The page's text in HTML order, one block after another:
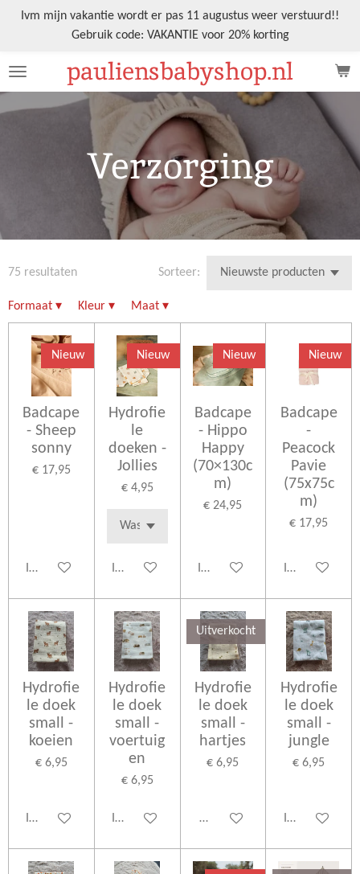
Ga
de
hoofdinhoud
pauliensbabyshop.nl
Ivm mijn vakantie wordt er pas 11 augustus weer verstuurd!!
Gebruik code: VAKANTIE voor 20% korting
Verzorging
75 resultaten Sorteer:
Formaat ▾ Kleur ▾ Maat ▾
Nieuw
Badcape
- Sheep
sonny
€ 17,95
In winkelwagen
Nieuw
Hydrofie
le
doeken -
Jollies
€ 4,95
In winkelwagen
Nieuw
Badcape
- Hippo
Happy
(70×130c
m)
€ 24,95
In winkelwagen
Nieuw
Badcape
-
Peacock
Pavie
(75x75c
m)
€ 17,95
In
Hydrofie
le doek
small -
koeien
€ 6,95
In winkelwagen
Hydrofie
le doek
small -
voertuig
en
€ 6,95
In winkelwagen
Uitverkocht
Hydrofie
le doek
small -
hartjes
€ 6,95
Houd mij op de hoogte
Hydrofie
le doek
small -
jungle
€ 6,95
In